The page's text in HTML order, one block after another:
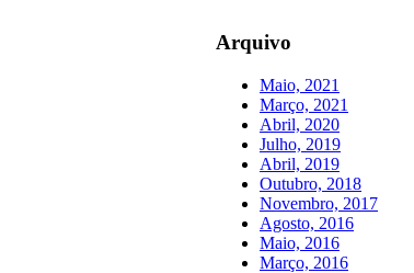
Arquivo
Maio, 2021
Março, 2021
Abril, 2020
Julho, 2019
Abril, 2019
Outubro, 2018
Novembro, 2017
Agosto, 2016
Maio, 2016
Março, 2016